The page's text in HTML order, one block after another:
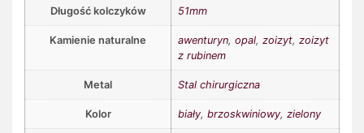
Długość kolczyków 51mm
Kamienie naturalne awenturyn, opal, zoizyt, zoizyt
z rubinem
Metal Stal chirurgiczna
Kolor biały, brzoskwiniowy, zielony